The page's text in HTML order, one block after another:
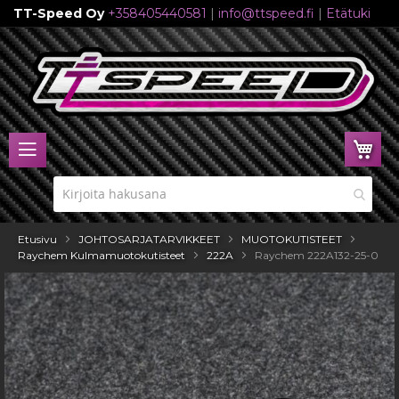
TT-Speed Oy +358405440581 | info@ttspeed.fi | Etätuki
Skip
to
Content
Etusivu JOHTOSARJATARVIKKEET
MUOTOKUTISTEET
Raychem Kulmamuotokutisteet
222A Raychem 222A132-25-0
Skip
to
the
end
of
the
images